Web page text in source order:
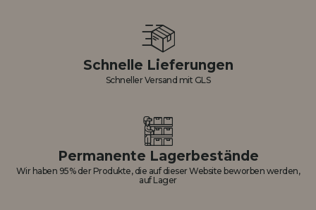
Schnelle Lieferungen
Schneller Versand mit GLS
Permanente Lagerbestände
Wir haben 95% der Produkte, die auf dieser Website beworben werden,
auf Lager